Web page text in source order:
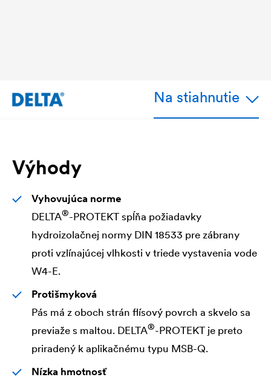
Na stiahnutie
Výhody
Vyhovujúca norme
DELTA®-PROTEKT spĺňa požiadavky
hydroizolačnej normy DIN 18533 pre zábrany
proti vzlínajúcej vlhkosti v triede vystavenia vode
W4-E.
Protišmyková
Pás má z oboch strán flísový povrch a skvelo sa
previaže s maltou. DELTA®-PROTEKT je preto
priradený k aplikačnému typu MSB-Q.
Nízka hmotnosť